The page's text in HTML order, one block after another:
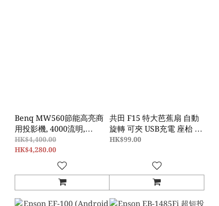
Benq MW560節能高亮商
用投影機, 4000流明,
WXGA
HK$4,400.00
HK$4,280.00
共田 F15 特大芭蕉扇 自動
旋轉 可夾 USB充電 座枱 風
扇
HK$99.00